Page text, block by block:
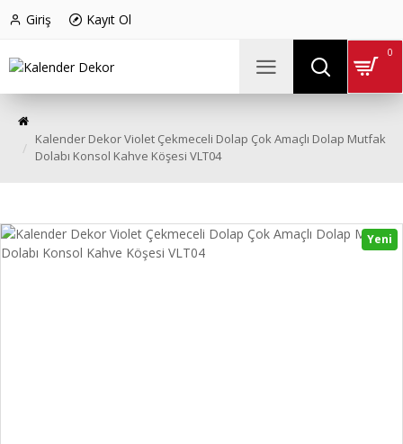
Giriş Kayıt Ol
0
Kalender Dekor Violet Çekmeceli Dolap Çok Amaçlı Dolap Mutfak
Dolabı Konsol Kahve Köşesi VLT04
Yeni